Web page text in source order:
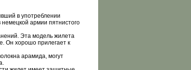
в употреблении
армии пятнистого
Эта модель жилета
Он хорошо прилегает к
арамида, могут